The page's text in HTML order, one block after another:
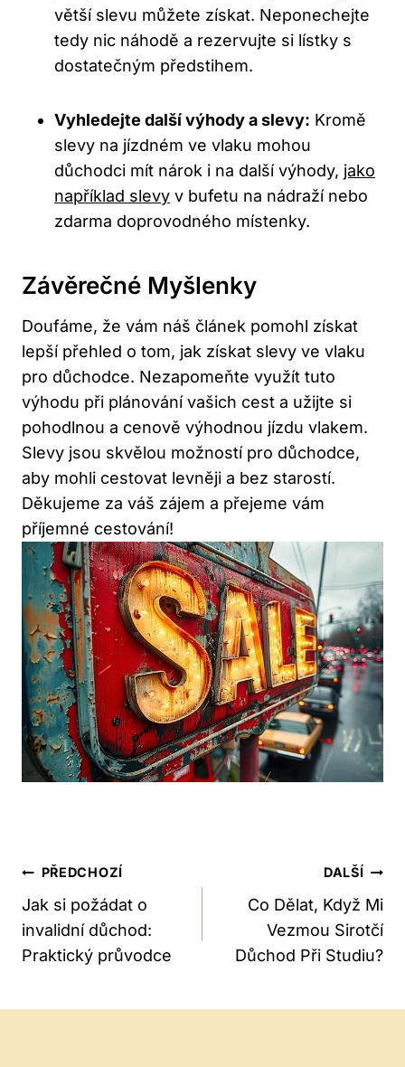
větší slevu můžete získat. Neponechejte
tedy nic náhodě a rezervujte si lístky s
dostatečným předstihem.
Vyhledejte další výhody a slevy: Kromě
slevy na jízdném ve vlaku mohou
důchodci mít nárok i na další výhody, jako
například slevy v bufetu na nádraží nebo
zdarma doprovodného místenky.
Závěrečné Myšlenky
Doufáme, že vám náš článek pomohl získat
lepší přehled o tom, jak získat slevy ve vlaku
pro důchodce. Nezapomeňte využít tuto
výhodu při plánování vašich cest a užijte si
pohodlnou a cenově výhodnou jízdu vlakem.
Slevy jsou skvělou možností pro důchodce,
aby mohli cestovat levněji a bez starostí.
Děkujeme za váš zájem a přejeme vám
příjemné cestování!
Navigace
Pro
Příspěvek
PŘEDCHOZÍ
Jak si požádat o
invalidní důchod:
Praktický průvodce
DALŠÍ
Co Dělat, Když Mi
Vezmou Sirotčí
Důchod Při Studiu?